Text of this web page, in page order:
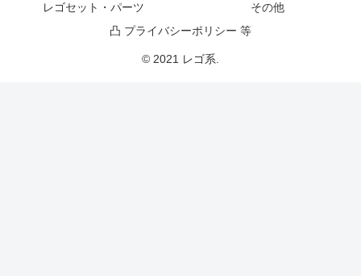
レゴセット・パーツ
その他
凸 プライバシーポリシー 等
© 2021 レゴ系.